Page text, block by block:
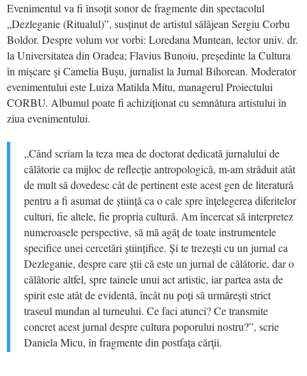
Evenimentul va fi însoțit sonor de fragmente din spectacolul
„Dezleganie (Ritualul)”, susținut de artistul sălăjean Sergiu Corbu
Boldor. Despre volum vor vorbi: Loredana Muntean, lector univ. dr.
la Universitatea din Oradea; Flavius Bunoiu, președinte la Cultura
în mișcare şi Camelia Bușu, jurnalist la Jurnal Bihorean. Moderator
evenimentului este Luiza Matilda Mitu, managerul Proiectului
CORBU. Albumul poate fi achiziționat cu semnătura artistului în
ziua evenimentului.
„Când scriam la teza mea de doctorat dedicată jurnalului de
călătorie ca mijloc de reflecție antropologică, m-am străduit atât
de mult să dovedesc cât de pertinent este acest gen de literatură
pentru a fi asumat de știință ca o cale spre înțelegerea diferitelor
culturi, fie altele, fie propria cultură. Am încercat să interpretez
numeroasele perspective, să mă agăț de toate instrumentele
specifice unei cercetări științifice. Și te trezești cu un jurnal ca
Dezleganie, despre care știi că este un jurnal de călătorie, dar o
călătorie altfel, spre tainele unui act artistic, iar partea asta de
spirit este atât de evidentă, încât nu poți să urmărești strict
traseul mundan al turneului. Ce faci atunci? Ce transmite
concret acest jurnal despre cultura poporului nostru?”, scrie
Daniela Micu, în fragmente din postfața cărţii.